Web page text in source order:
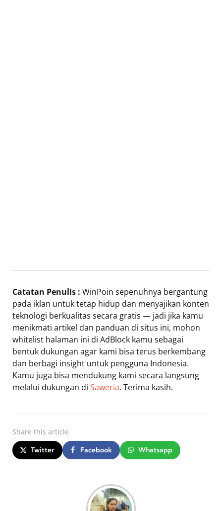
Catatan Penulis : WinPoin sepenuhnya bergantung
pada iklan untuk tetap hidup dan menyajikan konten
teknologi berkualitas secara gratis — jadi jika kamu
menikmati artikel dan panduan di situs ini, mohon
whitelist halaman ini di AdBlock kamu sebagai
bentuk dukungan agar kami bisa terus berkembang
dan berbagi insight untuk pengguna Indonesia.
Kamu juga bisa mendukung kami secara langsung
melalui dukungan di Saweria. Terima kasih.
Share this article
Twitter Facebook Whatsapp